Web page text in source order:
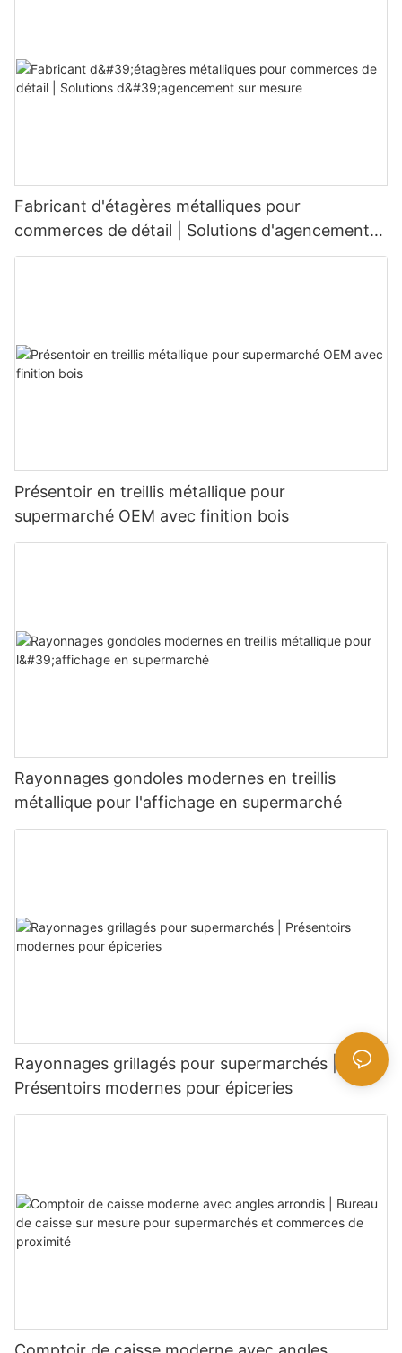
Fabricant d'étagères métalliques pour
commerces de détail | Solutions d'agencement
sur mesure
Présentoir en treillis métallique pour
supermarché OEM avec finition bois
Rayonnages gondoles modernes en treillis
métallique pour l'affichage en supermarché
Rayonnages grillagés pour supermarchés |
Présentoirs modernes pour épiceries